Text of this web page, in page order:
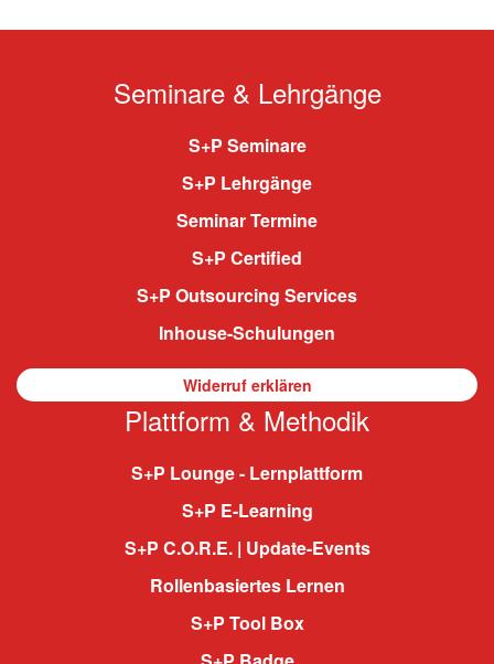
Seminare & Lehrgänge
S+P Seminare
S+P Lehrgänge
Seminar Termine
S+P Certified
S+P Outsourcing Services
Inhouse-Schulungen
Widerruf erklären
Plattform & Methodik
S+P Lounge - Lernplattform
S+P E-Learning
S+P C.O.R.E. | Update-Events
Rollenbasiertes Lernen
S+P Tool Box